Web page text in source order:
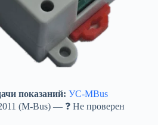
показаний: УС-MBus
(M-Bus) — ❓ Не проверен